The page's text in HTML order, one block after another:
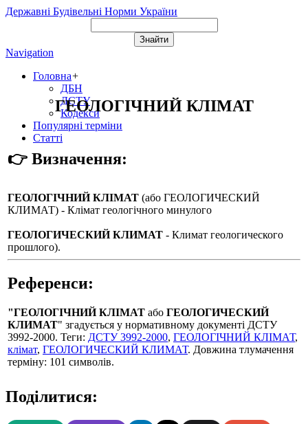
Державні Будівельні Норми України
Navigation
Головна+
ДБН
ДСТУ
Кодекси
Популярні терміни
Статті
ГЕОЛОГІЧНИЙ КЛІМАТ
👉 Визначення:
ГЕОЛОГІЧНИЙ КЛІМАТ (або ГЕОЛОГИЧЕСКИЙ
КЛИМАТ) - Клімат геологічного минулого
ГЕОЛОГИЧЕСКИЙ КЛИМАТ - Климат геологического
прошлого).
Референси:
"ГЕОЛОГІЧНИЙ КЛІМАТ або ГЕОЛОГИЧЕСКИЙ
КЛИМАТ" згадується у нормативному документі ДСТУ
3992-2000. Теги: ДСТУ 3992-2000, ГЕОЛОГІЧНИЙ КЛІМАТ,
клімат, ГЕОЛОГИЧЕСКИЙ КЛИМАТ. Довжина тлумачення
терміну: 101 символів.
Поділитися: